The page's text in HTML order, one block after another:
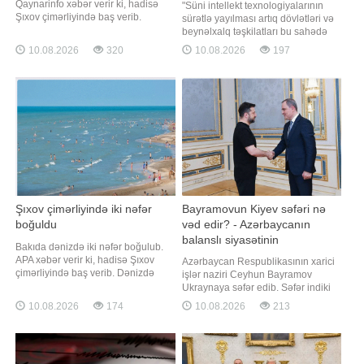
Qaynarinfo xəbər verir ki, hadisə
Şıxov çimərliyində baş verib.
Fövqəladə Hallar Nazirliyinin
Kiçikhəcmli Gəmilərə Nəzarət və
Xidmətinin dalğıc-xilasediciləri
10.08.2026 320
"Süni intellekt texnologiyalarının
sürətlə yayılması artıq dövlətləri və
beynəlxalq təşkilatları bu sahədə
yeni qaydalar və tələblər
formalaşdırmağa məcbur edir.
alət deyil, eyni zamanda məlumat
təhlükəsizliyi, müəllif hüquqları və
hətta ictimai rəyə təsir kim
10.08.2026 197
Şıxov çimərliyində iki nəfər
boğuldu
Bakıda dənizdə iki nəfər boğulub.
APA xəbər verir ki, hadisə Şıxov
çimərliyində baş verib. Dənizdə
Kiçikhəcmli Gəmilərə Nəzarət və
Sularda Xilasetmə Dövlət
tərəfindən sudan çıxarılıb
10.08.2026 174
Bayramovun Kiyev səfəri nə
vəd edir? - Azərbaycanın
balanslı siyasətinin
DETALLARI
Azərbaycan Respublikasının xarici
işlər naziri Ceyhun Bayramov
Ukraynaya səfər edib. Səfər indiki
məqamda xüsusi diqqət çəkir. Onun
əhəmiyyətini artıran əsas
Ceyhun Bayramovun Moskvada
yüksək səviyyəli görüşlər
10.08.2026 213